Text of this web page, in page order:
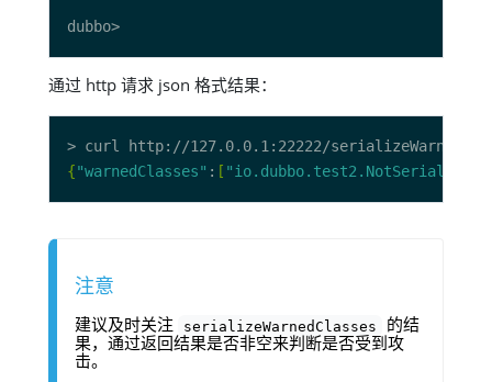
通过 http 请求 json 格式结果：
{"warnedClasses" : [
注意
建议及时关注 serializeWarnedClasses
的结
果，通过返回结果是否非空来判断是否受到攻
击。